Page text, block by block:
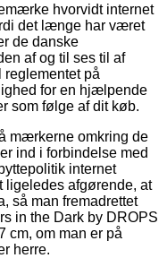
hvorvidt internet
det længe har været
de danske
af og til ses til af
på
for en hjælpende
som følge af dit køb.
mærkerne omkring de
ind i forbindelse med
internet
ligeledes afgørende, at
så man fremadrettet
in the Dark by DROPS
cm, om man er på
herre.